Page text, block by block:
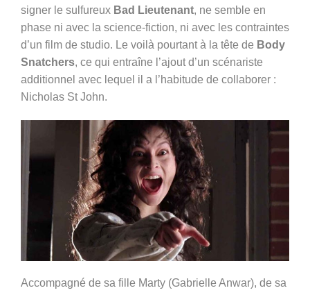
signer le sulfureux Bad Lieutenant, ne semble en
phase ni avec la science-fiction, ni avec les contraintes
d’un film de studio. Le voilà pourtant à la tête de Body
Snatchers, ce qui entraîne l’ajout d’un scénariste
additionnel avec lequel il a l’habitude de collaborer :
Nicholas St John.
Accompagné de sa fille Marty (Gabrielle Anwar), de sa